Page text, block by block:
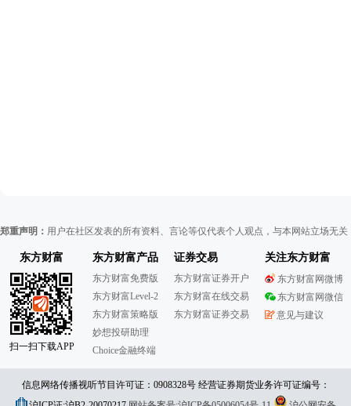
郑重声明： 用户在社区发表的所有资料、言论等仅代表个人观点，与本网站立场无
东方财富
扫一扫下载APP
东方财富产品
东方财富免费版
东方财富Level-2
东方财富策略版
妙想投研助理
Choice金融终端
证券交易
东方财富证券开户
东方财富在线交易
东方财富证券交易
关注东方财富
东方财富网微博
东方财富网微信
意见与建议
信息网络传播视听节目许可证：0908328号 经营证券期货业务许可证编号：